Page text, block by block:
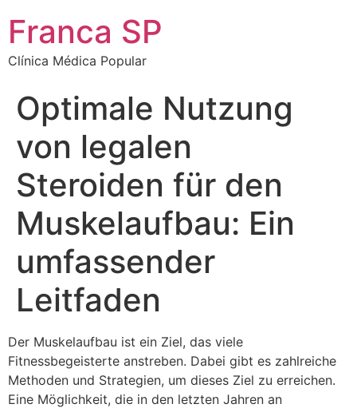
Franca SP
Clínica Médica Popular
Optimale Nutzung
von legalen
Steroiden für den
Muskelaufbau: Ein
umfassender
Leitfaden
Der Muskelaufbau ist ein Ziel, das viele
Fitnessbegeisterte anstreben. Dabei gibt es zahlreiche
Methoden und Strategien, um dieses Ziel zu erreichen.
Eine Möglichkeit, die in den letzten Jahren an